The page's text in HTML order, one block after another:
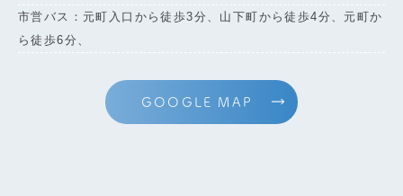
市営バス：元町入口から徒歩3分、山下町から徒歩4分、元町か
ら徒歩6分、
GOOGLE MAP